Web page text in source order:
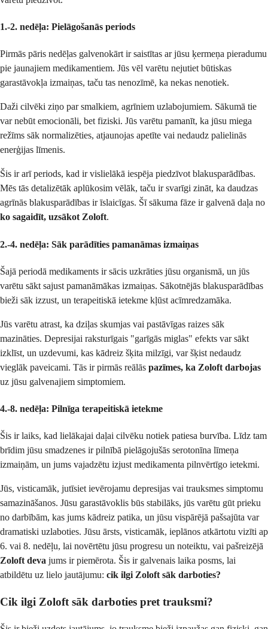
1.-2. nedēļa: Pielāgošanās periods
Pirmās pāris nedēļas galvenokārt ir saistītas ar jūsu ķermeņa pieradumu
pie jaunajiem medikamentiem. Jūs vēl varētu nejutiet būtiskas
garastāvokļa izmaiņas, taču tas nenozīmē, ka nekas nenotiek.
Daži cilvēki ziņo par smalkiem, agrīniem uzlabojumiem. Sākumā tie
var nebūt emocionāli, bet fiziski. Jūs varētu pamanīt, ka jūsu miega
režīms sāk normalizēties, atjaunojas apetīte vai nedaudz palielinās
enerģijas līmenis.
Šis ir arī periods, kad ir vislielākā iespēja piedzīvot blakusparādības.
Mēs tās detalizētāk aplūkosim vēlāk, taču ir svarīgi zināt, ka daudzas
agrīnās blakusparādības ir īslaicīgas. Šī sākuma fāze ir galvenā daļa no
ko sagaidīt, uzsākot Zoloft.
2.-4. nedēļa: Sāk parādīties pamanāmas izmaiņas
Šajā periodā medikaments ir sācis uzkrāties jūsu organismā, un jūs
varētu sākt sajust pamanāmākas izmaiņas. Sākotnējās blakusparādības
bieži sāk izzust, un terapeitiskā ietekme kļūst acīmredzamāka.
Jūs varētu atrast, ka dziļas skumjas vai pastāvīgas raizes sāk
mazināties. Depresijai raksturīgais "garīgās miglas" efekts var sākt
izklīst, un uzdevumi, kas kādreiz šķita milzīgi, var šķist nedaudz
vieglāk paveicami. Tās ir pirmās reālās pazīmes, ka Zoloft darbojas
uz jūsu galvenajiem simptomiem.
4.-8. nedēļa: Pilnīga terapeitiskā ietekme
Šis ir laiks, kad lielākajai daļai cilvēku notiek patiesa burvība. Līdz tam
brīdim jūsu smadzenes ir pilnībā pielāgojušās serotonīna līmeņa
izmaiņām, un jums vajadzētu izjust medikamenta pilnvērtīgo ietekmi.
Jūs, visticamāk, jutīsiet ievērojamu depresijas vai trauksmes simptomu
samazināšanos. Jūsu garastāvoklis būs stabilāks, jūs varētu gūt prieku
no darbībām, kas jums kādreiz patika, un jūsu vispārējā pašsajūta var
dramatiski uzlaboties. Jūsu ārsts, visticamāk, ieplānos atkārtotu vizīti ap
6. vai 8. nedēļu, lai novērtētu jūsu progresu un noteiktu, vai pašreizējā
Zoloft deva jums ir piemērota. Šis ir galvenais laika posms, lai
atbildētu uz lielo jautājumu: cik ilgi Zoloft sāk darboties?
Cik ilgi Zoloft sāk darboties pret trauksmi?